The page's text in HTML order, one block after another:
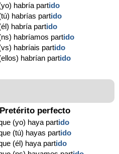
habría partido
habrías partido
habría partido
habríamos partido
habríais partido
habrían partido
Pretérito perfecto
(yo) haya partido
(tú) hayas partido
(él) haya partido